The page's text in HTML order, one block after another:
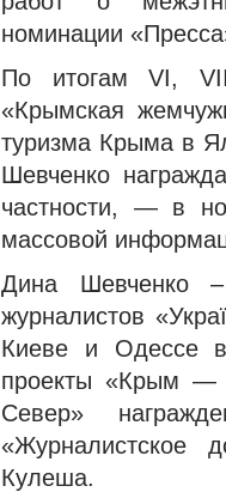
номинации
По итогам VI,
«Крымская
туризма Крыма в
Шевченко
частности, — в
массовой
Дина Шевченко –
журналистов
Киеве и Одессе
проекты «Крым —
Север»
«Журналистское
Кулеша.